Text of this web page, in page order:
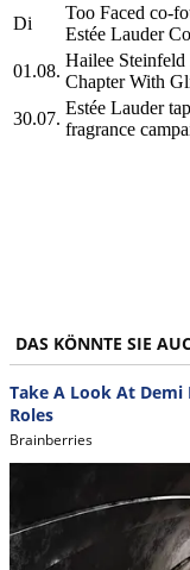
Di
Too Faced co-
Estée Lauder
01.08.
Hailee Steinfeld
Chapter With
30.07.
Estée Lauder
fragrance